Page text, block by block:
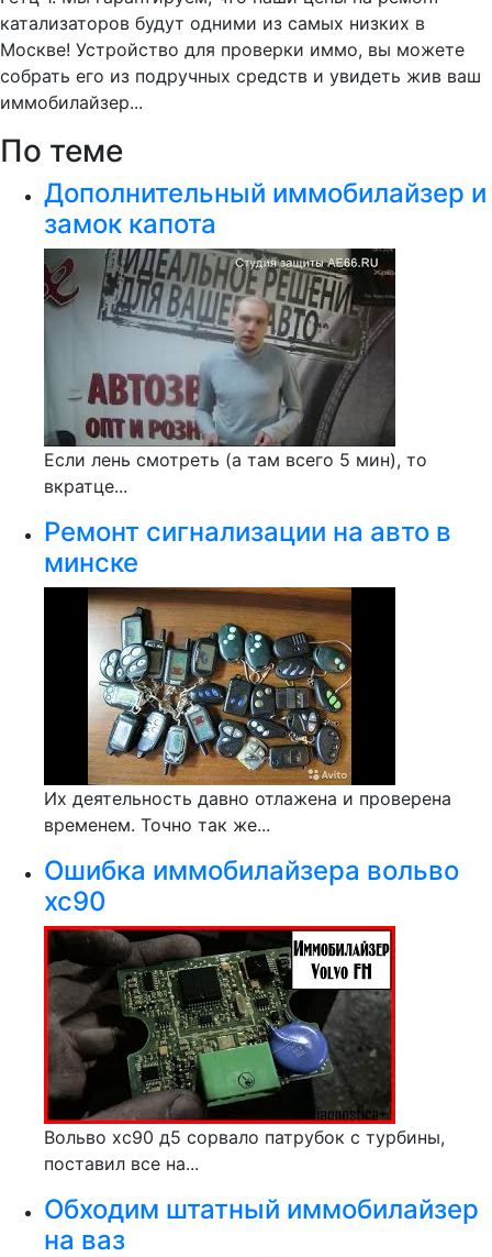
катализаторов будут одними из самых низких в
Москве! Устройство для проверки иммо, вы можете
собрать его из подручных средств и увидеть жив ваш
иммобилайзер...
По теме
Дополнительный иммобилайзер и
замок капота
Если лень смотреть (а там всего 5 мин), то
вкратце...
Ремонт сигнализации на авто в
минске
Их деятельность давно отлажена и проверена
временем. Точно так же...
Ошибка иммобилайзера вольво
хс90
Вольво хс90 д5 сорвало патрубок с турбины,
поставил все на...
Обходим штатный иммобилайзер
на ваз